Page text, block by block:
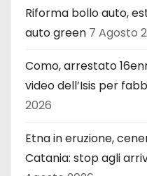
Riforma bollo auto,
auto green 7 Agosto
Como, arrestato
video dell’Isis per
2026
Etna in eruzione,
Catania: stop agli